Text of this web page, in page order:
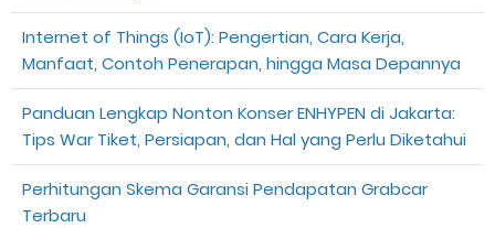
Internet of Things (IoT): Pengertian, Cara Kerja,
Manfaat, Contoh Penerapan, hingga Masa Depannya
Panduan Lengkap Nonton Konser ENHYPEN di Jakarta:
Tips War Tiket, Persiapan, dan Hal yang Perlu Diketahui
Perhitungan Skema Garansi Pendapatan Grabcar
Terbaru